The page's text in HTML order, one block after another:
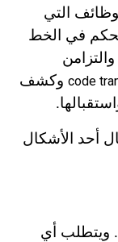
التي
في الخط
والتزامن
code وكشف
أحد الأشكال
ويتطلب أي